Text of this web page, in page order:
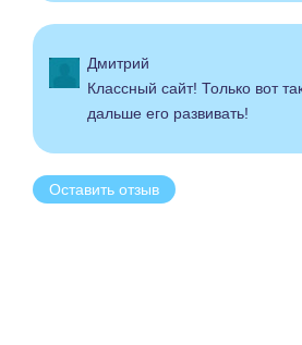
Дмитрий
Классный сайт! Только вот
дальше его развивать!
Оставить отзыв